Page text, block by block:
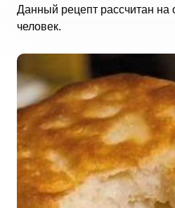
Данный рецепт рассчитан на
человек.